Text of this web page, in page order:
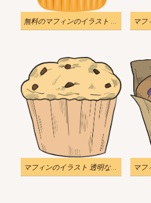
無料のマフィンのイラスト 透明
マフィンのイラスト 透明な背景 9